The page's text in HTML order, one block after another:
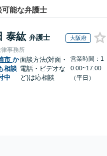
能な弁護士
泰紘 弁護士 大阪府
事務所
市 か
相談
中
面談方法(対面・
電話・ビデオな
ど)は応相談
営業時間：1
0:00~17:00
（平日）